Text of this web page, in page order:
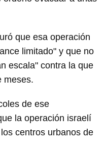
que esa operación
limitado" y que no
escala" contra la que
meses.
de ese
la operación israelí
centros urbanos de